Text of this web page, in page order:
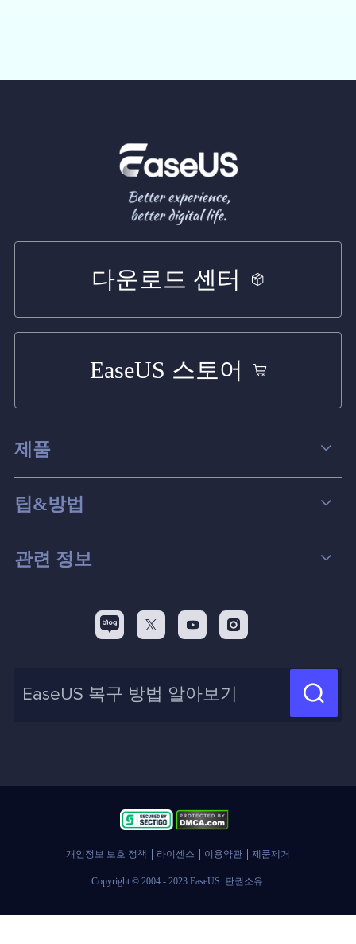
다운로드 센터
EaseUS 스토어
제품
데이터 복구
파티션 관리
스크린 레코더
백업&복원
신제품 New
팁&방법
컴퓨터 데이터 복구 팁
맥 데이터 복구 팁
디스크 파티션 팁
화면 녹화 팁
인사이트 보고서
관련 정보
리셀러
  

개인정보 보호 정책 라이센스 이용약관 제품제거
Copyright © 2004 - 2023 EaseUS. 판권소유.